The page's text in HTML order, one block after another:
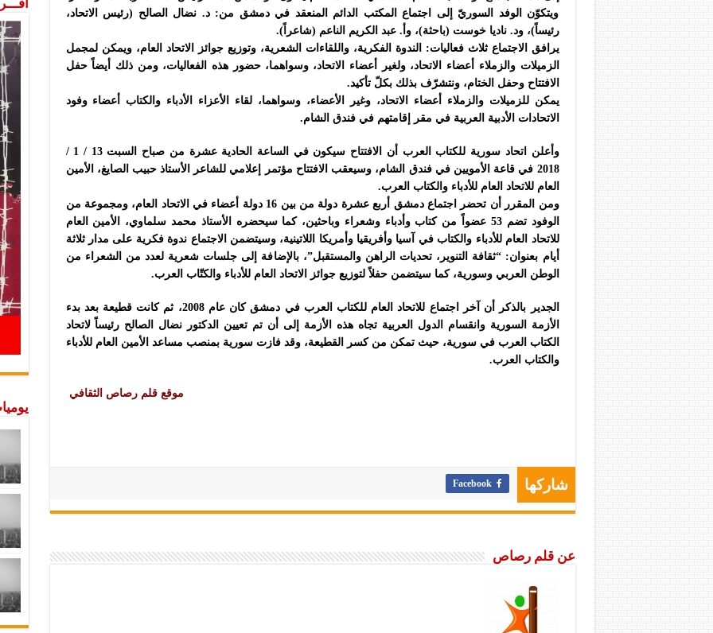
ويتكوّن الوفد السوريّ إلى اجتماع المكتب الدائم المنعقد في دمشق من: د. نضال الصالح (رئيس الاتحاد،
رئيساً)، ود. ناديا خوست (باحثة)، وأ. عبد الكريم الناعم (شاعراً).
يرافق الاجتماع ثلاث فعاليات: الندوة الفكرية، واللقاءات الشعرية، وتوزيع جوائز الاتحاد العام، ويمكن لمجمل
الزميلات والزملاء أعضاء الاتحاد، ولغير أعضاء الاتحاد، وسواهما، حضور هذه الفعاليات، ومن ذلك أيضاً حفل
الافتتاح وحفل الختام، ونتشرّف بذلك بكلّ تأكيد.
يمكن للزميلات والزملاء أعضاء الاتحاد، وغير الأعضاء، وسواهما، لقاء الأعزاء الأدباء والكتاب أعضاء وفود
الاتحادات الأدبية العربية في مقر إقامتهم في فندق الشام.
وأعلن اتحاد سورية للكتاب العرب أن الافتتاح سيكون في الساعة الحادية عشرة من صباح السبت 13 / 1 /
2018 في قاعة الأمويين في فندق الشام، وسيعقب الافتتاح مؤتمر إعلامي للشاعر الأستاذ حبيب الصايغ، الأمين
العام للاتحاد العام للأدباء والكتاب العرب.
ومن المقرر أن تحضر اجتماع دمشق أربع عشرة دولة من بين 16 دولة أعضاء في الاتحاد العام، ومجموعة من
الوفود تضم 53 عضواً من كتاب وأدباء وشعراء وباحثين، كما سيحضره الأستاذ محمد سلماوي، الأمين العام
للاتحاد العام للأدباء والكتاب في آسيا وأفريقيا وأمريكا اللاتينية، وسيتضمن الاجتماع ندوة فكرية على مدار ثلاثة
أيام بعنوان: “ثقافة التنوير، تحديات الراهن والمستقبل”، بالإضافة إلى جلسات شعرية لعدد من الشعراء من
الوطن العربي وسورية، كما سيتضمن حفلاً لتوزيع جوائز الاتحاد العام للأدباء والكتّاب العرب.
الجدير بالذكر أن آخر اجتماع للاتحاد العام للكتاب العرب في دمشق كان عام 2008، ثم كانت قطيعة بعد بدء
الأزمة السورية وانقسام الدول العربية تجاه هذه الأزمة إلى أن تم تعيين الدكتور نضال الصالح رئيساً لاتحاد
الكتاب العرب في سورية، حيث تمكن من كسر القطيعة، وقد فازت سورية بمنصب مساعد الأمين العام للأدباء
والكتاب العرب.
موقع قلم رصاص الثقافي
شاركها Facebook
عن قلم رصاص